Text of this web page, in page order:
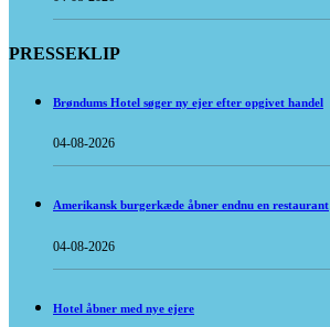
PRESSEKLIP
Brøndums Hotel søger ny ejer efter opgivet handel
04-08-2026
Amerikansk burgerkæde åbner endnu en restaurant
04-08-2026
Hotel åbner med nye ejere